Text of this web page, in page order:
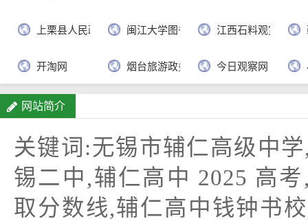
上栗县人民政府 闽江大学图书馆 江西石料观赏网
开淘网 烟台旅游政务网 今日观察网
网站简介
关键词:无锡市辅仁高级中
锡二中,辅仁高中 2025 高
取分数线,辅仁高中钱钟书